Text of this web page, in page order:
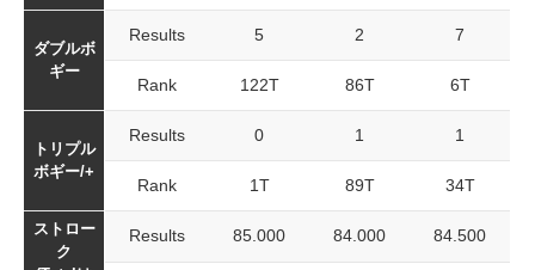
ダブルボ
ギー
Results 5 2 7
Rank 122T 86T 6T
トリプル
ボギー/+
Results 0 1 1
Rank 1T 89T 34T
ストロー
ク
Results 85.000 84.000 84.500